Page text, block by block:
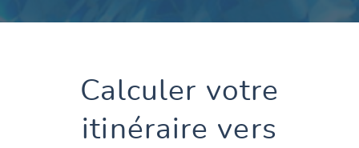
Calculer votre
itinéraire vers